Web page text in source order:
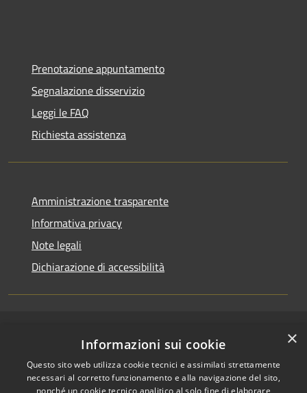
Prenotazione appuntamento
Segnalazione disservizio
Leggi le FAQ
Richiesta assistenza
Amministrazione trasparente
Informativa privacy
Note legali
Dichiarazione di accessibilità
Privacy
Cookie
Copyright © 2026 • Comune di
San Pietro a Maida • Powered
byMunicipium•Accesso
redazione
×
Informazioni sui cookie
Questo sito web utilizza cookie tecnici e assimilati strettamente
necessari al corretto funzionamento e alla navigazione del sito,
nonché un cookie tecnico analitico al solo fine di elaborare